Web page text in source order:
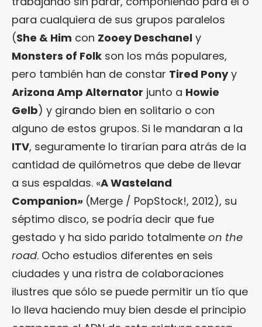
para cualquiera de sus grupos paralelos
(She & Him con Zooey Deschanel y
Monsters of Folk son los más populares,
pero también han de constar Tired Ponyy
Arizona Amp Alternator junto a Howie
Gelb) y girando bien en solitario o con
alguno de estos grupos. Si le mandaran a la
ITV, seguramente lo tirarían para atrás de la
cantidad de quilómetros que debe de llevar
a sus espaldas. «A Wasteland
Companion» (Merge / PopStock!, 2012), su
séptimo disco, se podría decir que fue
gestado y ha sido parido totalmente on the
road. Ocho estudios diferentes en seis
ciudades y una ristra de colaboraciones
ilustres que sólo se puede permitir un tío que
lo lleva haciendo muy bien desde el principio